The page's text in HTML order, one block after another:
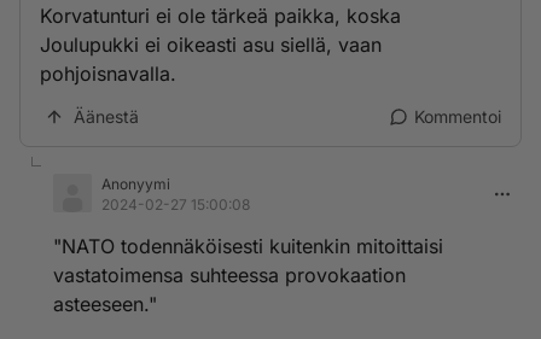
Korvatunturi ei ole tärkeä paikka, koska
Joulupukki ei oikeasti asu siellä, vaan
pohjoisnavalla.
Äänestä Kommentoi
Anonyymi
2024-02-27 15:00:08
"NATO todennäköisesti kuitenkin mitoittaisi
vastatoimensa suhteessa provokaation
asteeseen."